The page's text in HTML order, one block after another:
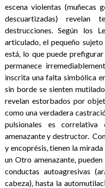
escena violentas (muñecas
descuartizadas)
destrucciones. Según los
articulado, el pequeño
está, lo que puede
permanece
inscrita una falta simbólica
sin borde se sienten
revelan estorbados por
como una verdadera
pulsionales es
amenazante y destructor.
y encoprésis, tienen la
un Otro amenazante,
conductas autoagresivas
cabeza), hasta la